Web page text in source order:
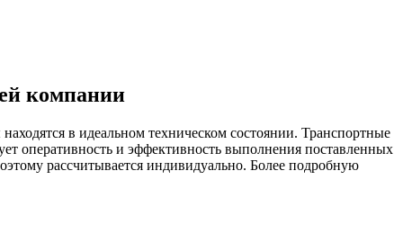
компании
в идеальном техническом состоянии. Транспортные
оперативность и эффективность выполнения поставленных
рассчитывается индивидуально. Более подробную